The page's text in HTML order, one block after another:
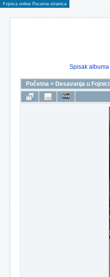
Fojnica online Pocetna stranica
Spisak albuma
Početna > Desavanja u Fojnici